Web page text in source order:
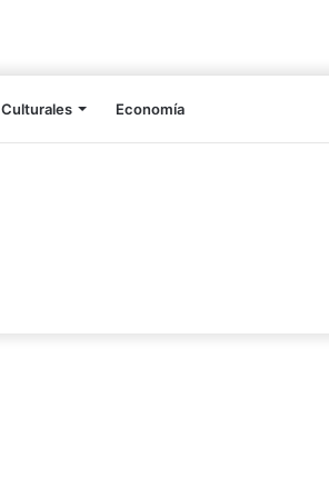
Culturales Economía